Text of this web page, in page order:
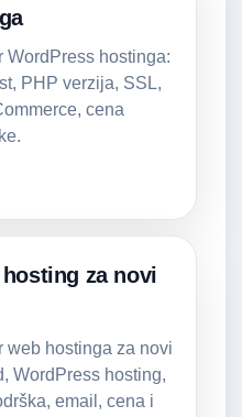
WordPress hostinga:
PHP verzija, SSL,
cena
za novi
web hostinga za novi
WordPress hosting,
email, cena i